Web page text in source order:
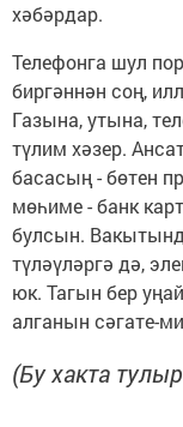
хәбәрдар.
Телефонга шул
биргәннән соң,
Газына, утына,
түлим хәзер.
басасың - бөтен
мөһиме - банк
булсын.
түләүләргә дә,
юк. Тагын бер
алганын сәгате-
(Бу хакта